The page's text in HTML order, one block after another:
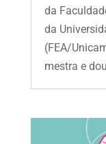
da
da
(FEA/
mestra e